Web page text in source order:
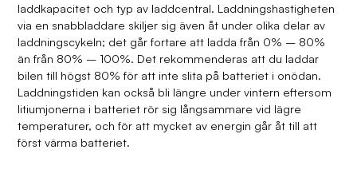
laddkapacitet och typ av laddcentral. Laddningshastigheten
via en snabbladdare skiljer sig även åt under olika delar av
laddningscykeln; det går fortare att ladda från 0% – 80%
än från 80% – 100%. Det rekommenderas att du laddar
bilen till högst 80% för att inte slita på batteriet i onödan.
Laddningstiden kan också bli längre under vintern eftersom
litiumjonerna i batteriet rör sig långsammare vid lägre
temperaturer, och för att mycket av energin går åt till att
först värma batteriet.